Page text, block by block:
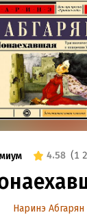
4.58 (1
Наринэ Абгарян